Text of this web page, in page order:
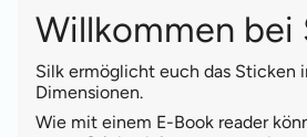
Willkommen bei
Silk ermöglicht euch das Sticken
Dimensionen.
Wie mit einem E-Book reader